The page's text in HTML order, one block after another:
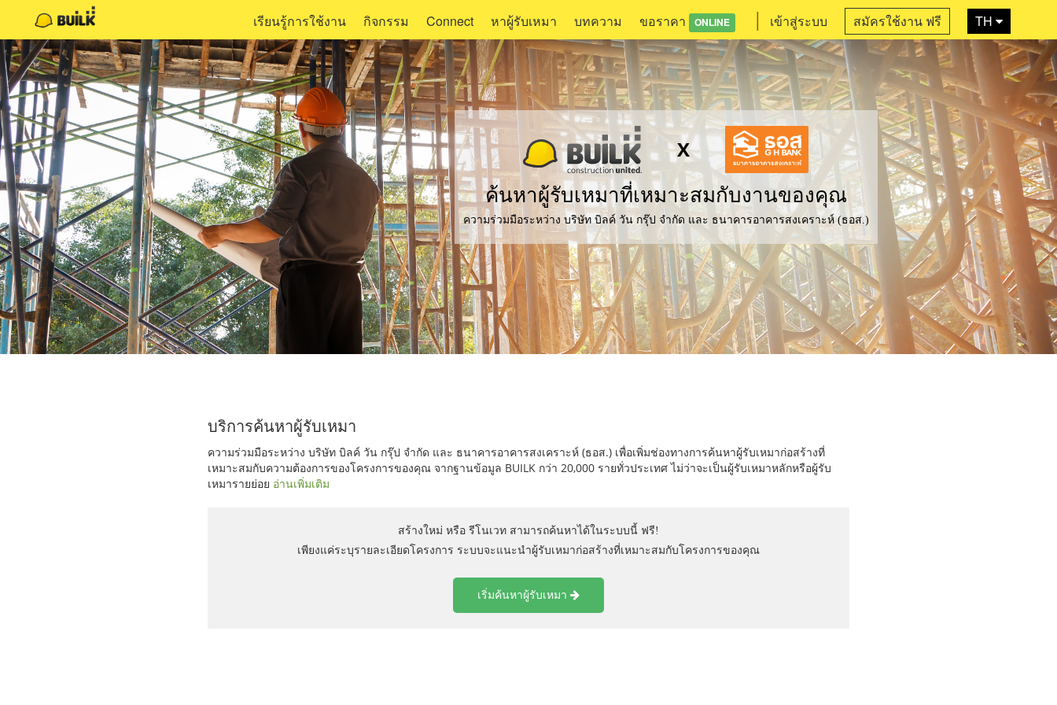
เรียนรู้การใช้งาน กิจกรรม Connect หาผู้รับเหมา บทความ ขอราคา ONLINE | เข้าสู่ระบบ สมัครใช้งาน ฟรี TH
X
ค้นหาผู้รับเหมาที่เหมาะสมกับงานของคุณ
ความร่วมมือระหว่าง บริษัท บิลค์ วัน กรุ๊ป จำกัด และ ธนาคารอาคารสงเคราะห์ (ธอส.)
บริการค้นหาผู้รับเหมา
ความร่วมมือระหว่าง บริษัท บิลค์ วัน กรุ๊ป จำกัด และ ธนาคารอาคารสงเคราะห์ (ธอส.) เพื่อเพิ่มช่องทางการค้นหาผู้รับเหมาก่อสร้างที่
เหมาะสมกับความต้องการของโครงการของคุณ จากฐานข้อมูล BUILK กว่า 20,000 รายทั่วประเทศ ไม่ว่าจะเป็นผู้รับเหมาหลักหรือผู้รับ
เหมารายย่อย อ่านเพิ่มเติม
สร้างใหม่ หรือ รีโนเวท สามารถค้นหาได้ในระบบนี้ ฟรี!
เพียงแค่ระบุรายละเอียดโครงการ ระบบจะแนะนำผู้รับเหมาก่อสร้างที่เหมาะสมกับโครงการของคุณ
เริ่มค้นหาผู้รับเหมา